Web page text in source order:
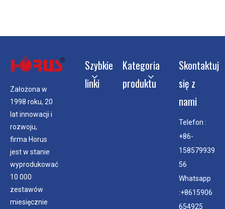
Założona w
1998 roku, 20
lat innowacji i
rozwoju,
firma Horus
jest w stanie
wyprodukować
10 000
zestawów
miesięcznie
Szybkie
linki
Kategoria
produktu
Skontaktuj
się z
nami
Telefon :
+86-
158579939
56
Whatsapp
:+8615906
654925